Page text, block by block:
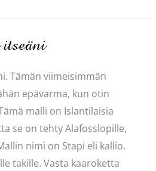
Tämän viimeisimmän
epävarma, kun otin
malli on Islantilaisia
se on tehty Alafosslopille,
nimi on Stapi eli kallio.
takille. Vasta kaaroketta